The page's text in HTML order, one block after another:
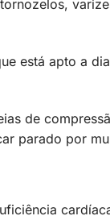
está apto a
de
parado por